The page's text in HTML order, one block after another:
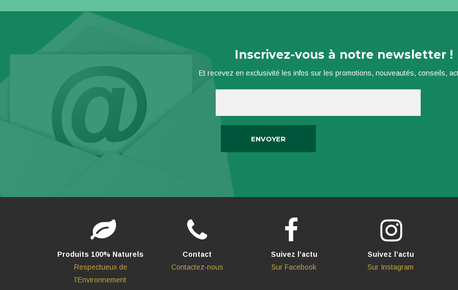
Inscrivez-vous à notre newsletter !
Et recevez en exclusivité les infos sur les promotions, nouveautés, conseils,
Produits 100% Naturels
Respectueux de
l’Environnement
Contact
Contactez-nous
Suivez l’actu
Sur Facebook
Suivez l’actu
Sur Instagram